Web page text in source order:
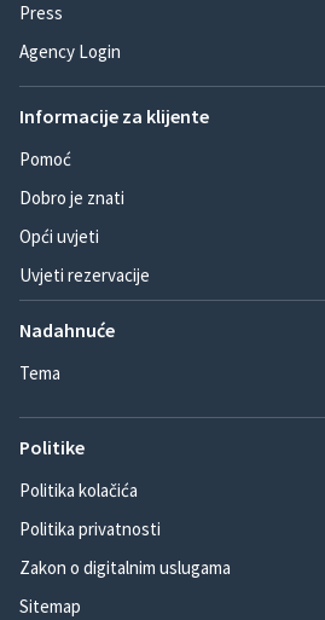
Press
Agency Login
Informacije za klijente
Pomoć
Dobro je znati
Opći uvjeti
Uvjeti rezervacije
Nadahnuće
Tema
Politike
Politika kolačića
Politika privatnosti
Zakon o digitalnim uslugama
Sitemap